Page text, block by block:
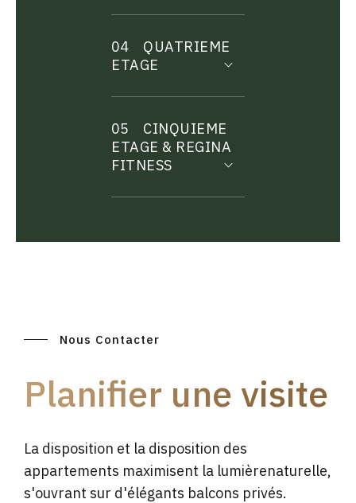
04
QUATRIEME
ETAGE
05
CINQUIEME
ETAGE & REGINA
FITNESS
Nous Contacter
Planifier une visite
La disposition et la disposition des
appartements maximisent la lumièrenaturelle,
s'ouvrant sur d'élégants balcons privés.